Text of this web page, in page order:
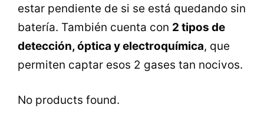
estar pendiente de si se está quedando sin
batería. También cuenta con 2 tipos de
detección, óptica y electroquímica, que
permiten captar esos 2 gases tan nocivos.
No products found.